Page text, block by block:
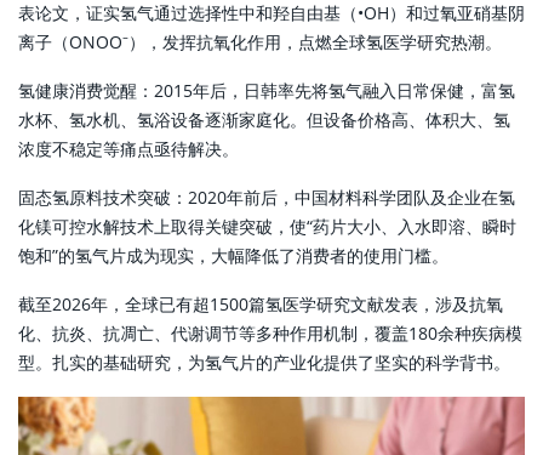
表论文，证实氢气通过选择性中和羟自由基（•OH）和过氧亚硝基阴
离子（ONOO⁻），发挥抗氧化作用，点燃全球氢医学研究热潮。
氢健康消费觉醒：2015年后，日韩率先将氢气融入日常保健，富氢
水杯、氢水机、氢浴设备逐渐家庭化。但设备价格高、体积大、氢
浓度不稳定等痛点亟待解决。
固态氢原料技术突破：2020年前后，中国材料科学团队及企业在氢
化镁可控水解技术上取得关键突破，使“药片大小、入水即溶、瞬时
饱和”的氢气片成为现实，大幅降低了消费者的使用门槛。
截至2026年，全球已有超1500篇氢医学研究文献发表，涉及抗氧
化、抗炎、抗凋亡、代谢调节等多种作用机制，覆盖180余种疾病模
型。扎实的基础研究，为氢气片的产业化提供了坚实的科学背书。